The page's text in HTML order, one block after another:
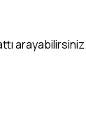
arayabilirsiniz.